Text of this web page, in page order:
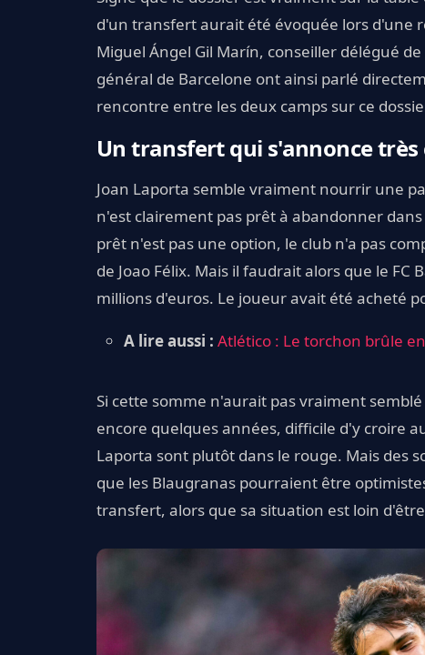
d'un transfert aurait été évoquée lors d'une
Miguel Ángel Gil Marín, conseiller délégué
général de Barcelone ont ainsi parlé
rencontre entre les deux camps sur ce
Un transfert qui s'annonce
Joan Laporta semble vraiment nourrir une
n'est clairement pas prêt à abandonner
prêt n'est pas une option, le club n'a pas
de Joao Félix. Mais il faudrait alors que le
millions d'euros. Le joueur avait été acheté
A lire aussi : Atlético : Le torchon brûle
Si cette somme n'aurait pas vraiment
encore quelques années, difficile d'y croire
Laporta sont plutôt dans le rouge. Mais des
que les Blaugranas pourraient être
transfert, alors que sa situation est loin